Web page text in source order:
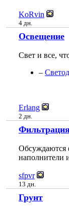
KoRvin
4 дн.
Освещение
Свет и все,
–
Erlang
2 дн.
Обсуждаются
наполнители
sfpvr
13 дн.
Грунт